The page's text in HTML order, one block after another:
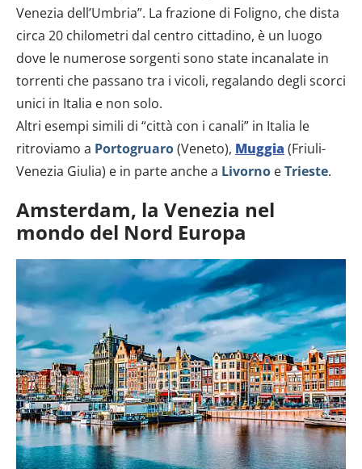
Venezia dell’Umbria”. La frazione di Foligno, che dista
circa 20 chilometri dal centro cittadino, è un luogo
dove le numerose sorgenti sono state incanalate in
torrenti che passano tra i vicoli, regalando degli scorci
unici in Italia e non solo.
Altri esempi simili di “città con i canali” in Italia le
ritroviamo a Portogruaro(Veneto), Muggia (Friuli-
Venezia Giulia) e in parte anche a Livorno eTrieste.
Amsterdam, la Venezia nel
mondo del Nord Europa